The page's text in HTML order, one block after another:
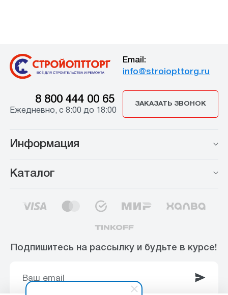
Email:
info@stroiopttorg.ru
8 800 444 00 65
Ежедневно, с 8:00 до 18:00
ЗАКАЗАТЬ ЗВОНОК
Информация
Каталог
Подпишитесь на рассылку и будьте в курсе!